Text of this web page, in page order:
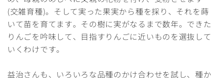
(交雑育種)。そして実った果実から種を採り、それを蒔
いて苗を育てます。その樹に実がなるまで数年。できた
りんごを吟味して、目指すりんごに近いものを選抜して
いくわけです。
益治さんも、いろいろな品種のかけ合わせを試し、種か